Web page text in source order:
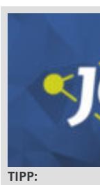
TIPP: